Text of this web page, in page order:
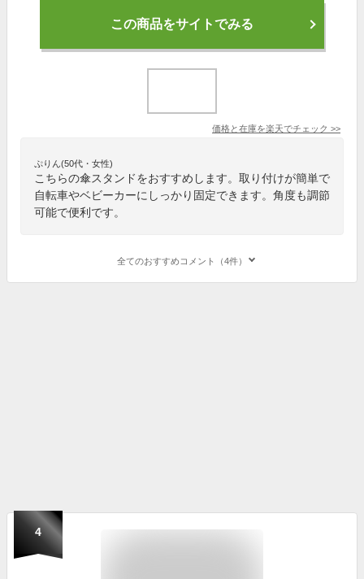
この商品をサイトでみる
価格と在庫を楽天でチェック >>
ぷりん(50代・女性)
こちらの傘スタンドをおすすめします。取り付けが簡単で
自転車やベビーカーにしっかり固定できます。角度も調節
可能で便利です。
全てのおすすめコメント（4件）
4